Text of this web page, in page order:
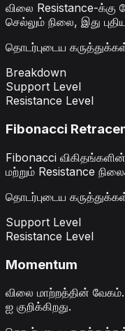
விலை Resistance-க்கு
செல்லும் நிலை, இது
தொடர்புடைய
Breakdown
Support Level
Resistance Level
Fibonacci
Fibonacci
மற்றும் Resistance
தொடர்புடைய
Support Level
Resistance Level
Momentum
விலை மாற்றத்தின்
ஐ குறிக்கிறது.